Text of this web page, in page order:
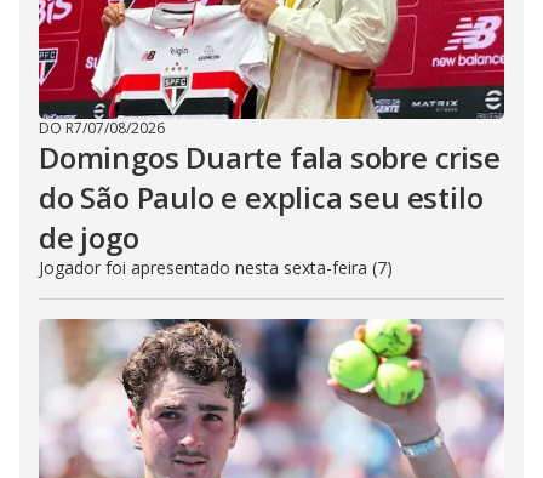
DO R7/07/08/2026
Domingos Duarte fala sobre crise
do São Paulo e explica seu estilo
de jogo
Jogador foi apresentado nesta sexta-feira (7)